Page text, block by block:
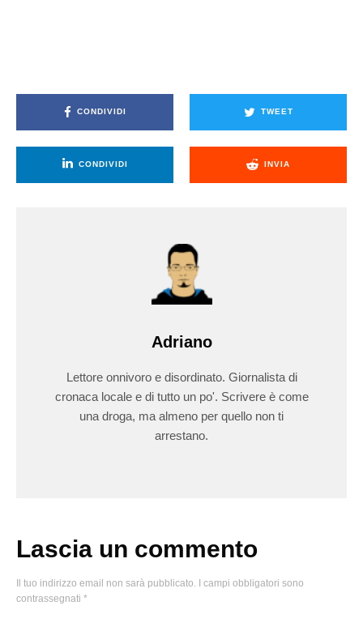
CONDIVIDI TWEET
CONDIVIDI INVIA
Adriano
Lettore onnivoro e disordinato. Giornalista di
cronaca locale e di tutto un po'. Scrivere è come
una droga, ma almeno per quello non ti
arrestano.
Lascia un commento
Il tuo indirizzo email non sarà pubblicato. I campi obbligatori sono
contrassegnati *